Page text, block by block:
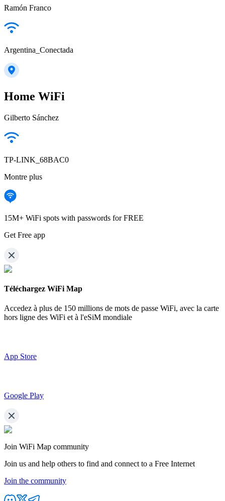
Ramón Franco
Argentina_Conectada
Home WiFi
Gilberto Sánchez
TP-LINK_68BAC0
Montre plus
15M+ WiFi spots with passwords for FREE
Get Free app
Téléchargez WiFi Map
Accedez à plus de 150 millions de mots de passe WiFi, avec la carte
hors ligne des WiFi et à l'eSiM mondiale
App Store
Google Play
Join WiFi Map community
Join us and help others to find and connect to a Free Internet
Join the community